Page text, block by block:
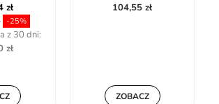
zł
-25%
z 30 dni:
zł
104,55 zł
ZOBACZ